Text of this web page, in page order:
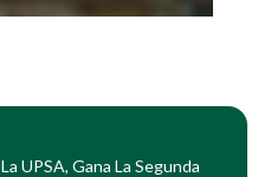
UPSA, Gana La Segunda